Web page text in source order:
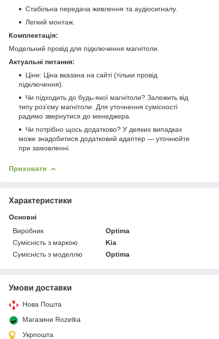
Стабільна передача живлення та аудіосигналу.
Легкий монтаж.
Комплектація:
Модельний провід для підключення магнітоли.
Актуальні питання:
Ціни: Ціна вказана на сайті (тільки провід
підключення).
Чи підходить до будь-якої магнітоли? Залежить від
типу роз’єму магнітоли. Для уточнення сумісності
радимо звернутися до менеджера.
Чи потрібно щось додатково? У деяких випадках
може знадобитися додатковий адаптер — уточнюйте
при замовленні.
Приховати
Характеристики
Основні
Виробник
Optima
Сумісність з маркою
Kia
Сумісність з моделлю
Optima
Умови доставки
Нова Пошта
Магазини Rozetka
Укрпошта